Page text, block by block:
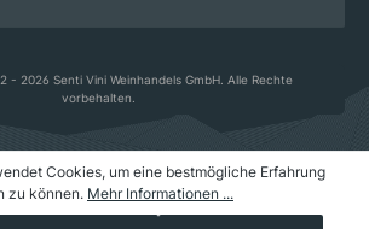
- 2026 Senti Vini Weinhandels GmbH. Alle Rechte
vorbehalten.
Cookies, um eine bestmögliche Erfahrung
zu können. Mehr Informationen ...